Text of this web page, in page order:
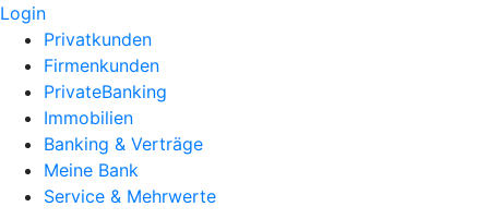
Login
Privatkunden
Firmenkunden
PrivateBanking
Immobilien
Banking & Verträge
Meine Bank
Service & Mehrwerte